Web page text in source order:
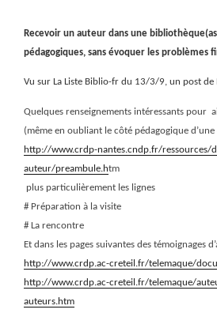
Recevoir un auteur dans une
pédagogiques, sans évoquer les problèmes
Vu sur La Liste Biblio-fr du 13/3/9, un post
Quelques renseignements intéressants pour
(même en oubliant le côté pédagogique d’une
http://www.crdp-nantes.cndp.fr/ressources/
auteur/preambule.htm
plus particulièrement les lignes
# Préparation à la visite
# La rencontre
Et dans les pages suivantes des témoignages
http://www.crdp.ac-creteil.fr/telemaque/
http://www.crdp.ac-creteil.fr/telemaque/
auteurs.htm